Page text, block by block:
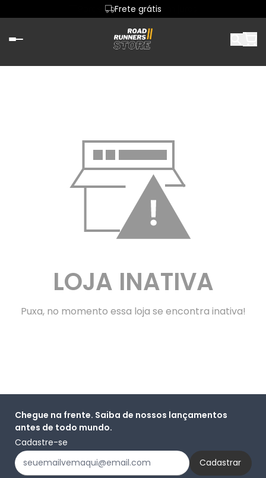
Parcele em até 6x sem juros
Frete grátis
LOJA INATIVA
Puxa, no momento essa loja se encontra inativa!
Chegue na frente. Saiba de nossos lançamentos
antes de todo mundo.
Cadastre-se